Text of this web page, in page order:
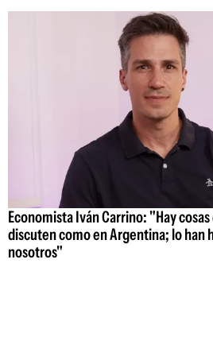
Economista Iván Carrino: "Hay
discuten como en Argentina; lo han
nosotros"